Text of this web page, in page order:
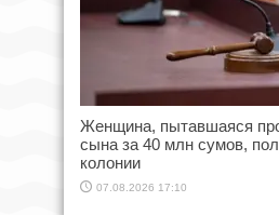
Женщина, пытавшаяся
сына за 40 млн сумов,
колонии
07.08.2026 17:10